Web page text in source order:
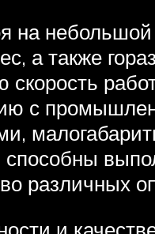
на
а также
с
способны
различных